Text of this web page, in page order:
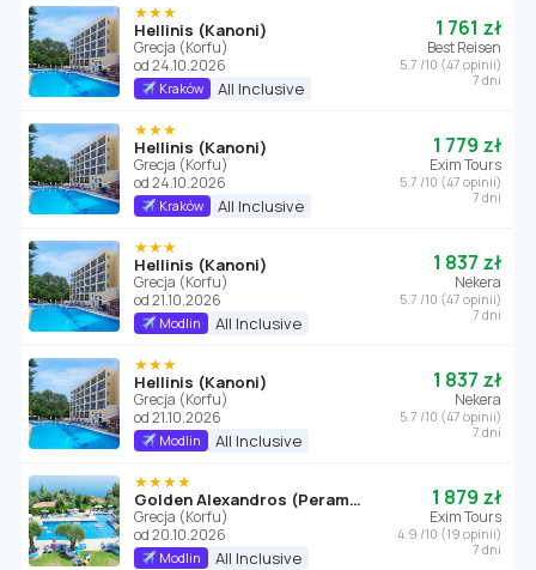
★★★
Hellinis (Kanoni)
Grecja (Korfu)
od 24.10.2026
Kraków All Inclusive
1 761 zł
Best Reisen
5.7 /10 (47 opinii)
7 dni
★★★
Hellinis (Kanoni)
Grecja (Korfu)
od 24.10.2026
Kraków All Inclusive
1 779 zł
Exim Tours
5.7 /10 (47 opinii)
7 dni
★★★
Hellinis (Kanoni)
Grecja (Korfu)
od 21.10.2026
Modlin All Inclusive
1 837 zł
Nekera
5.7 /10 (47 opinii)
7 dni
★★★
Hellinis (Kanoni)
Grecja (Korfu)
od 21.10.2026
Modlin All Inclusive
1 837 zł
Nekera
5.7 /10 (47 opinii)
7 dni
★★★★
Golden Alexandros (Perama)
Grecja (Korfu)
od 20.10.2026
Modlin All Inclusive
1 879 zł
Exim Tours
4.9 /10 (19 opinii)
7 dni